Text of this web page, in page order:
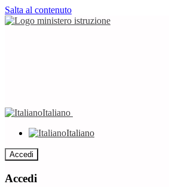
Salta al contenuto
Italiano
Italiano
Accedi
Accedi